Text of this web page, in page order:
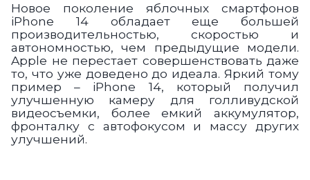
Новое поколение яблочных смартфонов
iPhone 14 обладает еще большей
производительностью, скоростью и
автономностью, чем предыдущие модели.
Apple не перестает совершенствовать даже
то, что уже доведено до идеала. Яркий тому
пример – iPhone 14, который получил
улучшенную камеру для голливудской
видеосъемки, более емкий аккумулятор,
фронталку с автофокусом и массу других
улучшений.